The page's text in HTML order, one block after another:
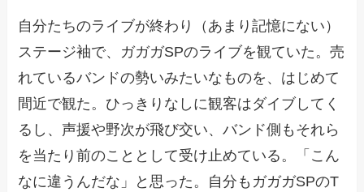
自分たちのライブが終わり（あまり記憶にない）
ステージ袖で、ガガガSPのライブを観ていた。売
れているバンドの勢いみたいなものを、はじめて
間近で観た。ひっきりなしに観客はダイブしてく
るし、声援や野次が飛び交い、バンド側もそれら
を当たり前のこととして受け止めている。「こん
なに違うんだな」と思った。自分もガガガSPのT